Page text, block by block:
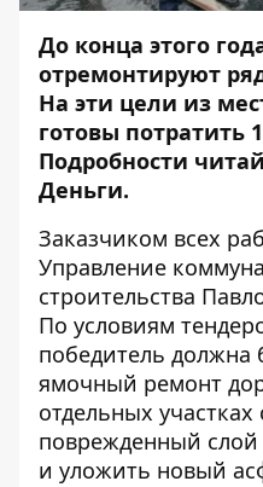
До конца этого
отремонтируют
На эти цели из
готовы потратить
Подробности
Деньги.
Заказчиком всех
Управление
строительства
По условиям
победитель должна
ямочный ремонт
отдельных участках
поврежденный
и уложить новый